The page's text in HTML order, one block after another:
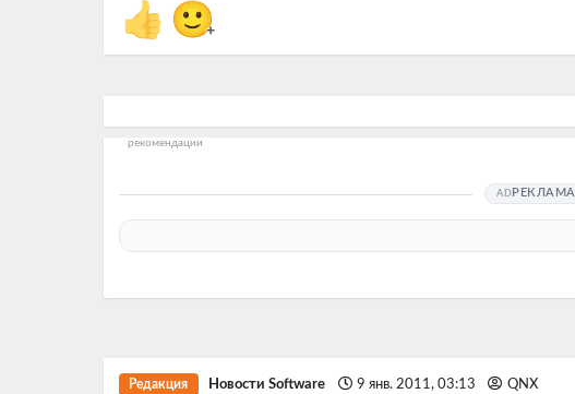
👍 🙂
+
рекомендации
РЕКЛАМА
Редакция Новости Software 9 янв. 2011, 03:13 QNX